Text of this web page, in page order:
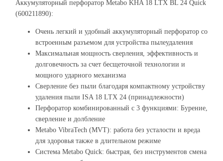
Аккумуляторный перфоратор Metabo KHA 18 LTX BL 24 Quick
(600211890):
Очень легкий и удобный аккумуляторный перфоратор со
встроенным разъемом для устройства пылеудаления
Максимальная мощность сверления, эффективность и
долговечность за счет бесщеточной технологии и
мощного ударного механизма
Сверление без пыли благодаря компактному устройству
удаления пыли ISA 18 LTX 24 (принадлежности)
Перфоратор комбинированный с 3 функциями: Бурение,
сверление и долбление
Metabo VibraTech (MVT): работа без усталости и вреда
для здоровья также в длительном режиме
Система Metabo Quick: быстрая, без инструментов смена